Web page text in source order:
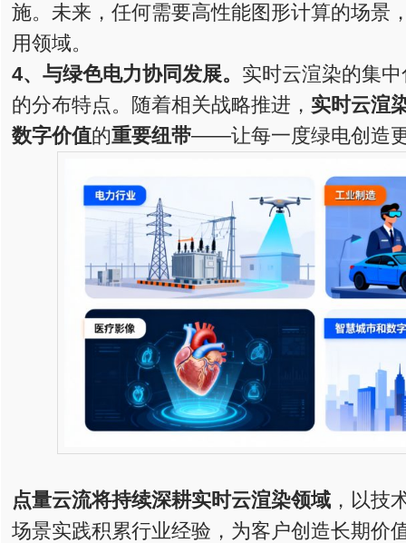
施。未来，任何需要高性能图形计算的场景
用领域。
4、 与绿色电力协同发展。 实时云渲染的集
的分布特点。随着相关战略推进， 实时云渲
数字价值的重要纽带——让每一度绿电创造
点量云流将持续深耕实时云渲染领域 ，以技
场景实践积累行业经验，为客户创造长期价